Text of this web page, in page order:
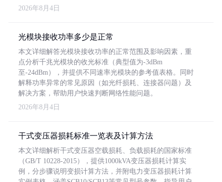
2026年8月4日
光模块接收功率多少是正常
本文详细解答光模块接收功率的正常范围及影响因素，重
点分析千兆光模块的收光标准（典型值为-3dBm
至-24dBm），并提供不同速率光模块的参考值表格。同时
解释功率异常的常见原因（如光纤损耗、连接器问题）及
解决方案，帮助用户快速判断网络性能问题。
2026年8月4日
干式变压器损耗标准一览表及计算方法
本文详细解析干式变压器空载损耗、负载损耗的国家标准
（GB/T 10228-2015），提供1000kVA变压器损耗计算实
例，分步骤说明变损计算方法，并附电力变压器损耗计算